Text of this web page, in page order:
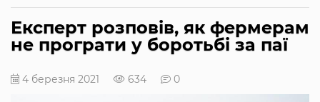
Експерт розповів, як фермерам
не програти у боротьбі за паї
4 березня 2021 634 0